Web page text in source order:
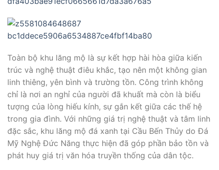
Toàn bộ khu lăng mộ là sự kết hợp hài hòa giữa kiến
trúc và nghệ thuật điêu khắc, tạo nên một không gian
linh thiêng, yên bình và trường tồn. Công trình không
chỉ là nơi an nghỉ của người đã khuất mà còn là biểu
tượng của lòng hiếu kính, sự gắn kết giữa các thế hệ
trong gia đình. Với những giá trị nghệ thuật và tâm linh
đặc sắc, khu lăng mộ đá xanh tại Cầu Bến Thủy do Đá
Mỹ Nghệ Đức Năng thực hiện đã góp phần bảo tồn và
phát huy giá trị văn hóa truyền thống của dân tộc.